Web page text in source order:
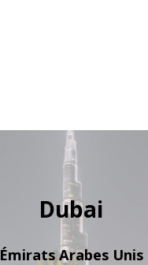
Dubai
Émirats Arabes Unis